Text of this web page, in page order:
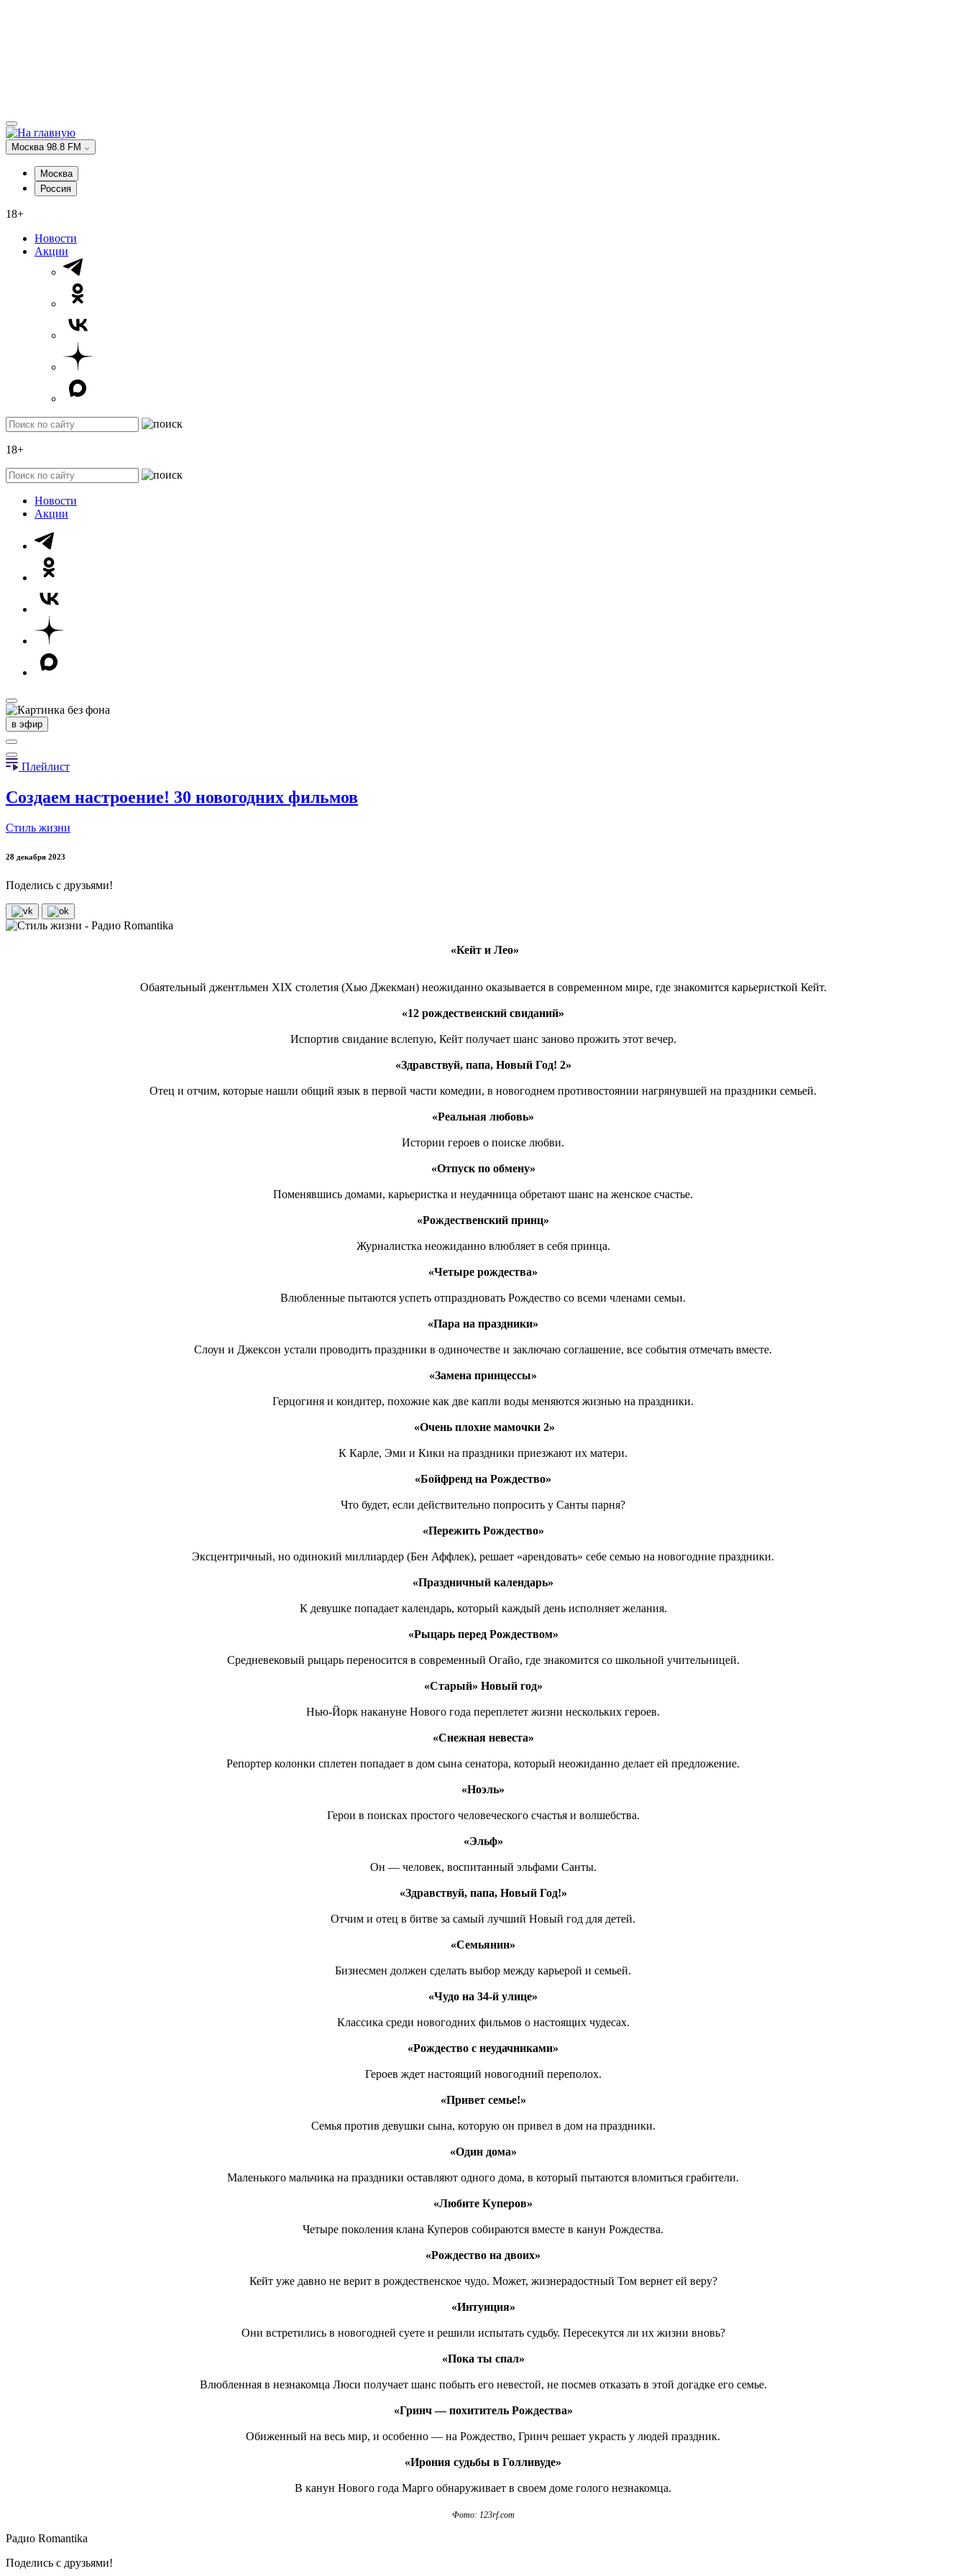
Москва 98.8 FM
Москва
Россия
18+
Новости
Акции
18+
Новости
Акции
в эфир
Плейлист
Создаем настроение! 30 новогодних фильмов
Стиль жизни
28 декабря 2023
Поделись с друзьями!
«Кейт и Лео»
Обаятельный джентльмен XIX столетия (Хью Джекман) неожиданно оказывается в современном мире, где знакомится карьеристкой Кейт.
«12 рождественский свиданий»
Испортив свидание вслепую, Кейт получает шанс заново прожить этот вечер.
«Здравствуй, папа, Новый Год! 2»
Отец и отчим, которые нашли общий язык в первой части комедии, в новогоднем противостоянии нагрянувшей на праздники семьей.
«Реальная любовь»
Истории героев о поиске любви.
«Отпуск по обмену»
Поменявшись домами, карьеристка и неудачница обретают шанс на женское счастье.
«Рождественский принц»
Журналистка неожиданно влюбляет в себя принца.
«Четыре рождества»
Влюбленные пытаются успеть отпраздновать Рождество со всеми членами семьи.
«Пара на праздники»
Слоун и Джексон устали проводить праздники в одиночестве и заключаю соглашение, все события отмечать вместе.
«Замена принцессы»
Герцогиня и кондитер, похожие как две капли воды меняются жизнью на праздники.
«Очень плохие мамочки 2»
К Карле, Эми и Кики на праздники приезжают их матери.
«Бойфренд на Рождество»
Что будет, если действительно попросить у Санты парня?
«Пережить Рождество»
Эксцентричный, но одинокий миллиардер (Бен Аффлек), решает «арендовать» себе семью на новогодние праздники.
«Праздничный календарь»
К девушке попадает календарь, который каждый день исполняет желания.
«Рыцарь перед Рождеством»
Средневековый рыцарь переносится в современный Огайо, где знакомится со школьной учительницей.
«Старый» Новый год»
Нью-Йорк накануне Нового года переплетет жизни нескольких героев.
«Снежная невеста»
Репортер колонки сплетен попадает в дом сына сенатора, который неожиданно делает ей предложение.
«Ноэль»
Герои в поисках простого человеческого счастья и волшебства.
«Эльф»
Он — человек, воспитанный эльфами Санты.
«Здравствуй, папа, Новый Год!»
Отчим и отец в битве за самый лучший Новый год для детей.
«Семьянин»
Бизнесмен должен сделать выбор между карьерой и семьей.
«Чудо на 34-й улице»
Классика среди новогодних фильмов о настоящих чудесах.
«Рождество с неудачниками»
Героев ждет настоящий новогодний переполох.
«Привет семье!»
Семья против девушки сына, которую он привел в дом на праздники.
«Один дома»
Маленького мальчика на праздники оставляют одного дома, в который пытаются вломиться грабители.
«Любите Куперов»
Четыре поколения клана Куперов собираются вместе в канун Рождества.
«Рождество на двоих»
Кейт уже давно не верит в рождественское чудо. Может, жизнерадостный Том вернет ей веру?
«Интуиция»
Они встретились в новогодней суете и решили испытать судьбу. Пересекутся ли их жизни вновь?
«Пока ты спал»
Влюбленная в незнакомца Люси получает шанс побыть его невестой, не посмев отказать в этой догадке его семье.
«Гринч — похититель Рождества»
Обиженный на весь мир, и особенно — на Рождество, Гринч решает украсть у людей праздник.
«Ирония судьбы в Голливуде»
В канун Нового года Марго обнаруживает в своем доме голого незнакомца.
Фото: 123rf.com
Радио Romantika
Поделись с друзьями!